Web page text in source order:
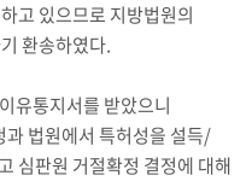
고 있으므로 지방법원의
환송하였다.
유통지서를 받았으니
법원에서 특허성을 설득/
심판원 거절확정 결정에 대해